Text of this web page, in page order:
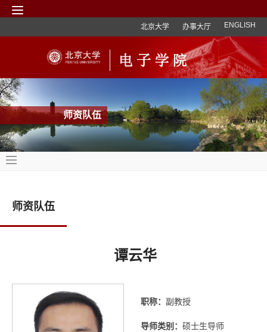
北京大学 办事大厅 ENGLISH
师资队伍
师资队伍
谭云华
职称： 副教授
导师类别： 硕士生导师